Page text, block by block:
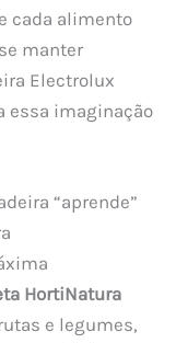
cada alimento
manter
Electrolux
essa imaginação
“aprende”
HortiNatura
e legumes,